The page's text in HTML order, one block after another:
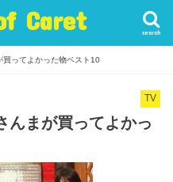
Caret search
買ってよかった物ベスト10
TV
んまが買ってよかっ